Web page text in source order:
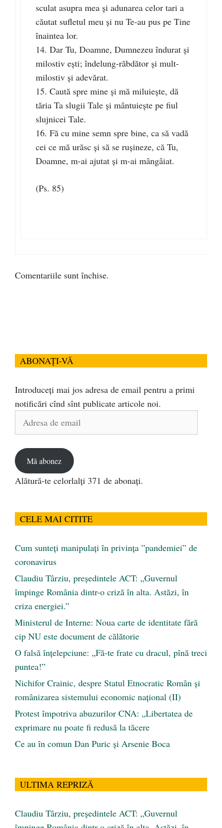
sculat asupra mea şi adunarea celor tari a
căutat sufletul meu şi nu Te-au pus pe Tine
înaintea lor.
14. Dar Tu, Doamne, Dumnezeu îndurat şi
milostiv eşti; îndelung-răbdător şi mult-
milostiv şi adevărat.
15. Caută spre mine şi mă miluieşte, dă
tăria Ta slugii Tale şi mântuieşte pe fiul
slujnicei Tale.
16. Fă cu mine semn spre bine, ca să vadă
cei ce mă urăsc şi să se ruşineze, că Tu,
Doamne, m-ai ajutat şi m-ai mângâiat.
(Ps. 85)
Comentariile sunt închise.
ABONAȚI-VĂ
Introduceți mai jos adresa de email pentru a primi
notificări cînd sînt publicate articole noi.
Adresa
Mă abonez
Alătură-te celorlalți 371 de abonați.
CELE MAI CITITE
Cum sunteți manipulați în privința ”pandemiei” de
coronavirus
Claudiu Târziu, președintele ACT: „Guvernul
împinge România dintr-o criză în alta. Astăzi, în
criza energiei.”
Ministerul de Interne: Noua carte de identitate fără
cip NU este document de călătorie
O falsă înțelepciune: „Fă-te frate cu dracul, pînă treci
puntea!”
Nichifor Crainic, despre Statul Etnocratic Român şi
românizarea sistemului economic naţional (II)
Protest împotriva abuzurilor CNA: „Libertatea de
exprimare nu poate fi redusă la tăcere
Ce au în comun Dan Puric şi Arsenie Boca
ULTIMA REPRIZĂ
Claudiu Târziu, președintele ACT: „Guvernul